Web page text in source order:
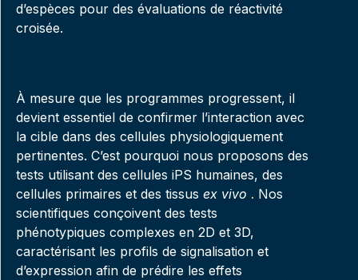
d’espèces pour des évaluations de réactivité
croisée.
À mesure que les programmes progressent, il
devient essentiel de confirmer l’interaction avec
la cible dans des cellules physiologiquement
pertinentes. C’est pourquoi nous proposons des
tests utilisant des cellules iPS humaines, des
cellules primaires et des tissus ex vivo . Nos
scientifiques conçoivent des tests
phénotypiques complexes en 2D et 3D,
caractérisant les profils de signalisation et
d’expression afin de prédire les effets